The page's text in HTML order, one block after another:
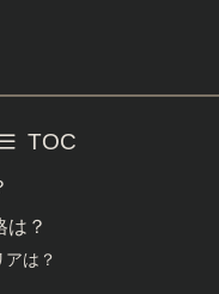
TOC
は？
は？